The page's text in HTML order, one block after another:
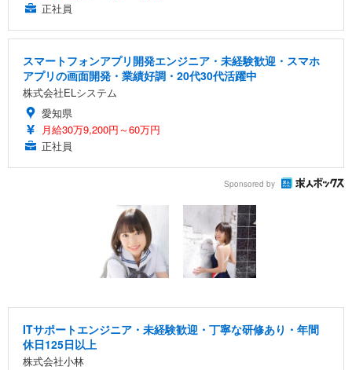
正社員
スマートフォンアプリ開発エンジニア・未経験歓迎・スマホ
アプリの画面開発・業績好調・20代30代活躍中
株式会社ELシステム
愛知県
月給30万9,200円～60万円
正社員
Sponsored by
ITサポートエンジニア・未経験歓迎・丁寧な研修あり・年間
休日125日以上
株式会社小林